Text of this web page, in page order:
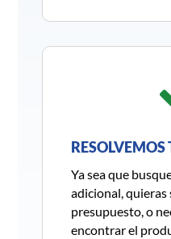
RESOLVEMOS
Ya sea que
adicional,
presupuesto, o
encontrar el